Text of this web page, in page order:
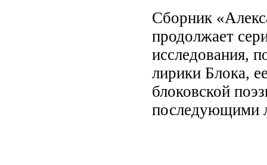
Сборник
продолжает
исследования,
лирики Блока,
блоковской
последующими